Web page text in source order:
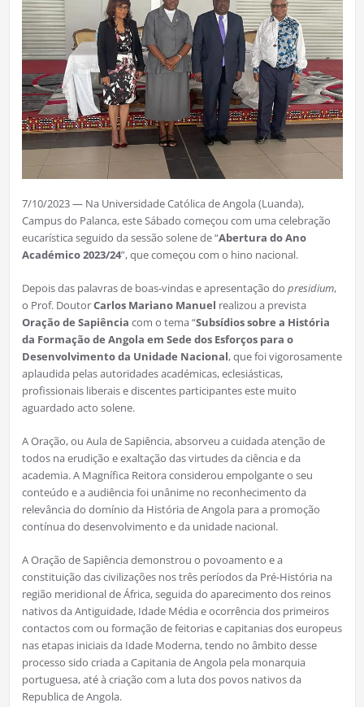
7/10/2023 — Na Universidade Católica de Angola (Luanda),
Campus do Palanca, este Sábado começou com uma celebração
eucarística seguido da sessão solene de “Abertura do Ano
Académico 2023/24”, que começou com o hino nacional.
Depois das palavras de boas-vindas e apresentação do presidium,
o Prof. DoutorCarlos Mariano Manuel realizou a prevista
Oração de Sapiência com o tema “Subsídios sobre a História
da Formação de Angola em Sede dos Esforços para o
Desenvolvimento da Unidade Nacional, que foi vigorosamente
aplaudida pelas autoridades académicas, eclesiásticas,
profissionais liberais e discentes participantes este muito
aguardado acto solene.
A Oração, ou Aula de Sapiência, absorveu a cuidada atenção de
todos na erudição e exaltação das virtudes da ciência e da
academia. A Magnífica Reitora considerou empolgante o seu
conteúdo e a audiência foi unânime no reconhecimento da
relevância do domínio da História de Angola para a promoção
contínua do desenvolvimento e da unidade nacional.
A Oração de Sapiência demonstrou o povoamento e a
constituição das civilizações nos três períodos da Pré-História na
região meridional de África, seguida do aparecimento dos reinos
nativos da Antiguidade, Idade Média e ocorrência dos primeiros
contactos com ou formação de feitorias e capitanias dos europeus
nas etapas iniciais da Idade Moderna, tendo no âmbito desse
processo sido criada a Capitania de Angola pela monarquia
portuguesa, até à criação com a luta dos povos nativos da
Republica de Angola.